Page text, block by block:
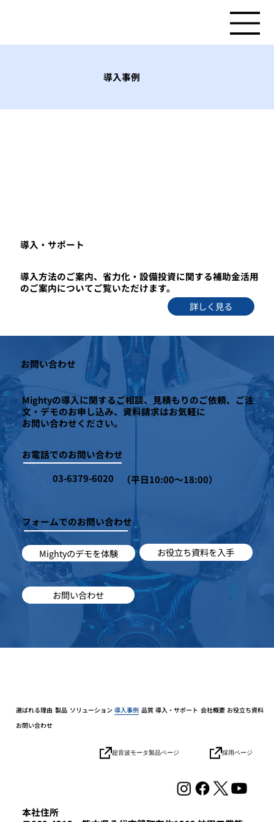
導入事例
導入方法のご案内、省力化・設備投資に関する補助金活用
のご案内についてご覧いただけます。
​導入・サポート
詳しく見る
お問い合わせ
Mightyの導入に関するご相談、見積もりのご依頼、ご注
文・デモのお申し込み、資料請求はお気軽に
お問い合わせください。
お電話でのお問い合わせ
03-6379-6020
（平日10:00～18:00）
フォームでのお問い合わせ
Mightyのデモを体験 お役立ち資料を入手
お問い合わせ
本社住所
選ばれる理由 製品 ソリューション 導入事例 品質 導入・サポート 会社概要 お役立ち資料
お問い合わせ
超音波モータ製品ページ 採用ページ